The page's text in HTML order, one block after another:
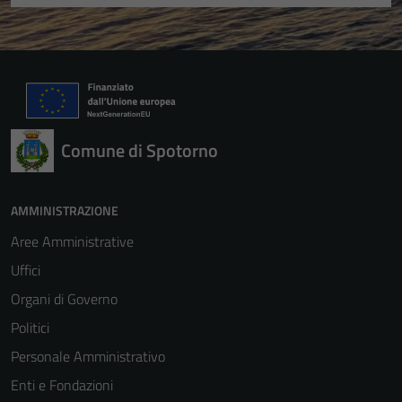
Comune di Spotorno
AMMINISTRAZIONE
Aree Amministrative
Uffici
Organi di Governo
Politici
Personale Amministrativo
Enti e Fondazioni